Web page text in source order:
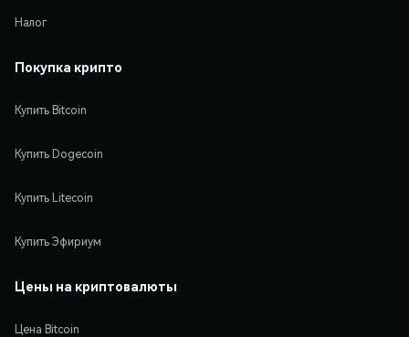
Налог
Покупка крипто
Купить Bitcoin
Купить Dogecoin
Купить Litecoin
Купить Эфириум
Цены на криптовалюты
Цена Bitcoin